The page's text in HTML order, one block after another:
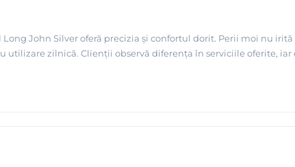
John Silver oferă precizia și confortul dorit. Perii moi nu
utilizare zilnică. Clienții observă diferența în serviciile oferite,